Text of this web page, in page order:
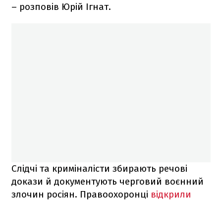
– розповів Юрій Ігнат.
Слідчі та криміналісти збирають речові
докази й документують черговий воєнний
злочин росіян. Правоохоронці відкрили